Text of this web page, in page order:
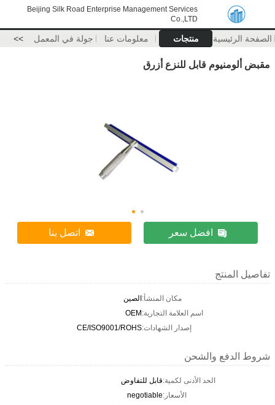
Beijing Silk Road Enterprise Management Services
Co.,LTD
الصفحة الرئيسية منتجات معلومات عنا جولة في المعمل >>
مقبض ألومنيوم قابل للنزع أزرق
افضل سعر اتصل بنا
تفاصيل المنتج
مكان المنشأ:الصين
اسم العلامة التجارية:OEM
إصدار الشهادات:CE/ISO9001/ROHS
شروط الدفع والشحن
الحد الأدنى لكمية:قابل للتفاوض
الأسعار:negotiable